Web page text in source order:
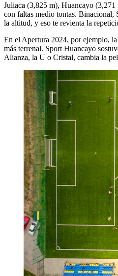
Juliaca (3,825 m), Huancayo (3,271
con faltas medio tontas.
la altitud, y eso te revienta la
En el Apertura 2024, por ejemplo,
más terrenal. Sport Huancayo
Alianza, la U o Cristal, cambia la